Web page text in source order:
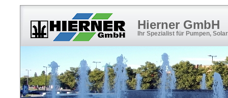
Hierner GmbH
Ihr Spezialist für Pumpen,